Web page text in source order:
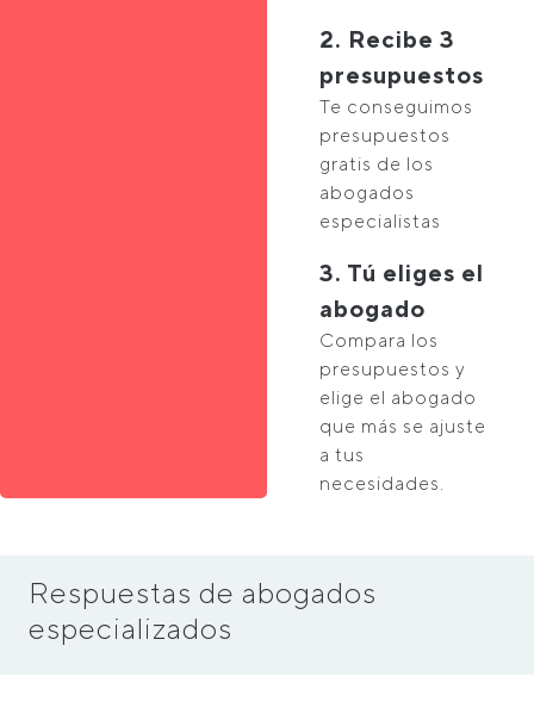
2. Recibe 3
presupuestos
Te conseguimos
presupuestos
gratis de los
abogados
especialistas
3. Tú eliges el
abogado
Compara los
presupuestos y
elige el abogado
que más se ajuste
a tus
necesidades.
Respuestas de abogados
especializados